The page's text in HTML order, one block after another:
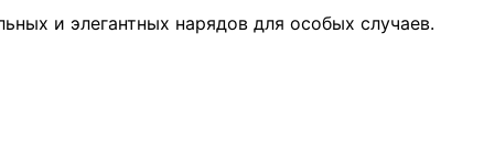
и элегантных нарядов для особых случаев.